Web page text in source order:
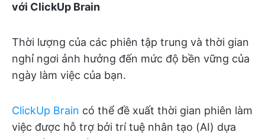
với ClickUp Brain
Thời lượng của các phiên tập trung và thời gian
nghỉ ngơi ảnh hưởng đến mức độ bền vững của
ngày làm việc của bạn.
ClickUp Brain có thể đề xuất thời gian phiên làm
việc được hỗ trợ bởi trí tuệ nhân tạo (AI) dựa